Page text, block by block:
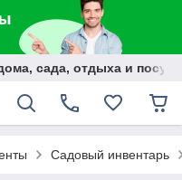
сада, отдыха и
Садовый инвентарь